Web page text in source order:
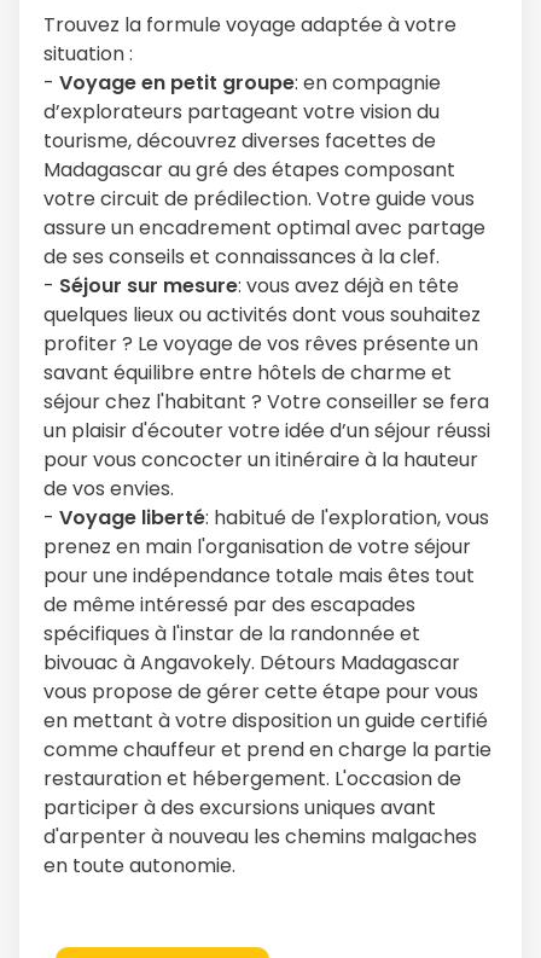
Trouvez la formule voyage adaptée à votre
situation :
- Voyage en petit groupe: en compagnie
d’explorateurs partageant votre vision du
tourisme, découvrez diverses facettes de
Madagascar au gré des étapes composant
votre circuit de prédilection. Votre guide vous
assure un encadrement optimal avec partage
de ses conseils et connaissances à la clef.
- Séjour sur mesure: vous avez déjà en tête
quelques lieux ou activités dont vous souhaitez
profiter ? Le voyage de vos rêves présente un
savant équilibre entre hôtels de charme et
séjour chez l'habitant ? Votre conseiller se fera
un plaisir d'écouter votre idée d’un séjour réussi
pour vous concocter un itinéraire à la hauteur
de vos envies.
- Voyage liberté: habitué de l'exploration, vous
prenez en main l'organisation de votre séjour
pour une indépendance totale mais êtes tout
de même intéressé par des escapades
spécifiques à l'instar de la randonnée et
bivouac à Angavokely. Détours Madagascar
vous propose de gérer cette étape pour vous
en mettant à votre disposition un guide certifié
comme chauffeur et prend en charge la partie
restauration et hébergement. L'occasion de
participer à des excursions uniques avant
d'arpenter à nouveau les chemins malgaches
en toute autonomie.